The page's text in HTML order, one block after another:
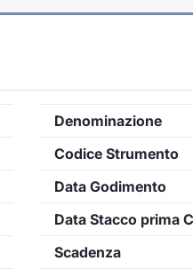
Denominazione
Codice Strumento
Data Godimento
Data Stacco prima
Scadenza